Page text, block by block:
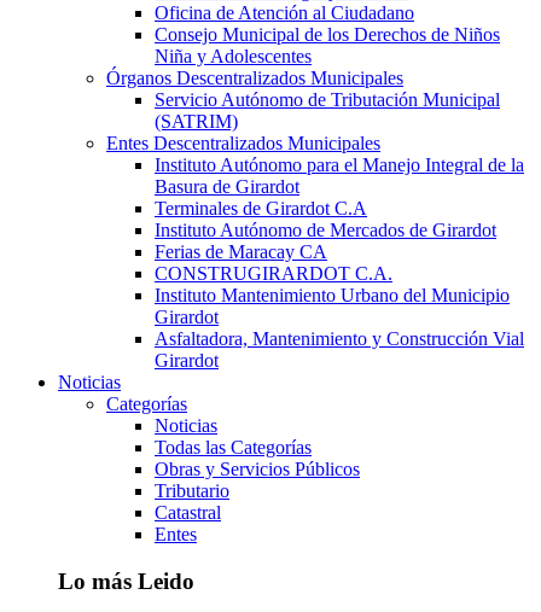
Oficina de Atención al Ciudadano
Consejo Municipal de los Derechos de Niños
Niña y Adolescentes
Órganos Descentralizados Municipales
Servicio Autónomo de Tributación Municipal
(SATRIM)
Entes Descentralizados Municipales
Instituto Autónomo para el Manejo Integral de la
Basura de Girardot
Terminales de Girardot C.A
Instituto Autónomo de Mercados de Girardot
Ferias de Maracay CA
CONSTRUGIRARDOT C.A.
Instituto Mantenimiento Urbano del Municipio
Girardot
Asfaltadora, Mantenimiento y Construcción Vial
Girardot
Noticias
Categorías
Noticias
Todas las Categorías
Obras y Servicios Públicos
Tributario
Catastral
Entes
Lo más Leido